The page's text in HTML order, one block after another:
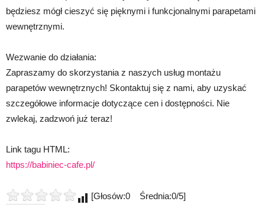
będziesz mógł cieszyć się pięknymi i funkcjonalnymi parapetami
wewnętrznymi.
Wezwanie do działania:
Zapraszamy do skorzystania z naszych usług montażu
parapetów wewnętrznych! Skontaktuj się z nami, aby uzyskać
szczegółowe informacje dotyczące cen i dostępności. Nie
zwlekaj, zadzwoń już teraz!
Link tagu HTML:
https://babiniec-cafe.pl/
[Głosów:0 Średnia:0/5]